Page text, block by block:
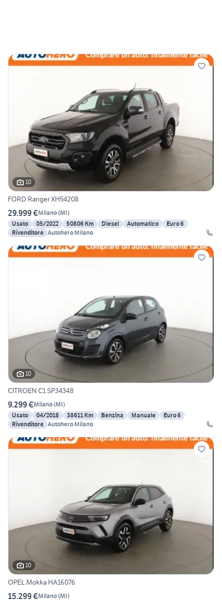
10
FORD Ranger XH54208
29.999 €Milano(MI)
Usato
05/2022 50806 Km Diesel Automatico
Euro 6
Rivenditore Autohero Milano
10
CITROEN C1 SP34348
9.299 €Milano(MI)
Usato
04/2018 38611 Km Benzina Manuale
Euro 6
Rivenditore Autohero Milano
10
OPEL Mokka HA16076
15.299 €Milano(MI)